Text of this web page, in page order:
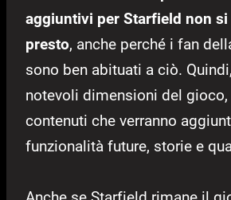
aggiuntivi per Starfield non
presto, anche perché i fan
sono ben abituati a ciò.
notevoli dimensioni del
contenuti che verranno
funzionalità future, storie e